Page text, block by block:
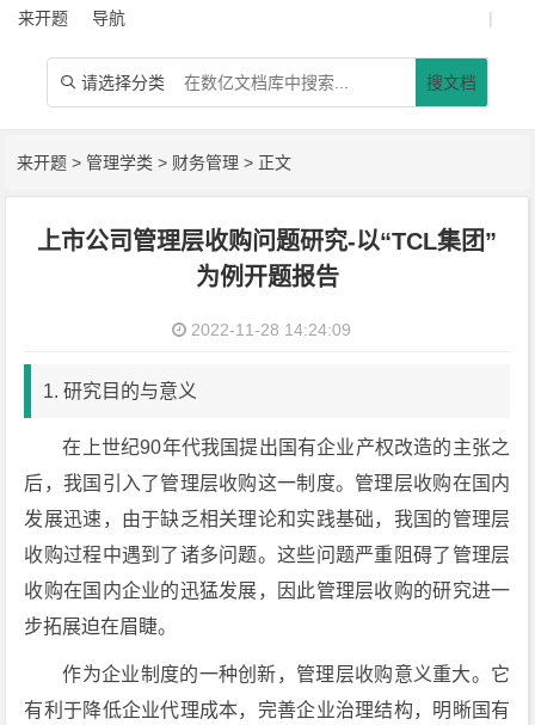
来开题 导航 |
 请选择分类 搜文档
来开题 >管理学类 > 财务管理 > 正文
上市公司管理层收购问题研究-以“TCL集团”
为例开题报告
2022-11-28 14:24:09
1. 研究目的与意义
在上世纪90年代我国提出国有企业产权改造的主张之
后，我国引入了管理层收购这一制度。管理层收购在国内
发展迅速，由于缺乏相关理论和实践基础，我国的管理层
收购过程中遇到了诸多问题。这些问题严重阻碍了管理层
收购在国内企业的迅猛发展，因此管理层收购的研究进一
步拓展迫在眉睫。
作为企业制度的一种创新，管理层收购意义重大。它
有利于降低企业代理成本，完善企业治理结构，明晰国有